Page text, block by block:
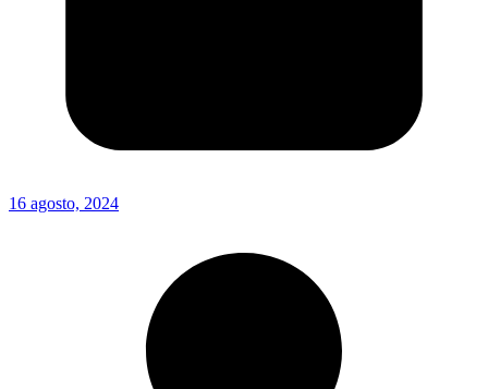
16 agosto, 2024